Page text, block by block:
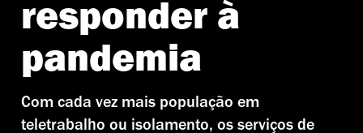
responder à
pandemia
Com cada vez mais população em
teletrabalho ou isolamento, os serviços de